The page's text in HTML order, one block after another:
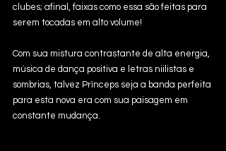
clubes; afinal, faixas como essa são feitas para
serem tocadas em alto volume!
Com sua mistura contrastante de alta energia,
música de dança positiva e letras niilistas e
sombrias, talvez Prïnceps seja a banda perfeita
para esta nova era com sua paisagem em
constante mudança.